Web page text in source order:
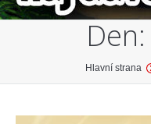
Přihlášení O
Den:
Hlavní strana